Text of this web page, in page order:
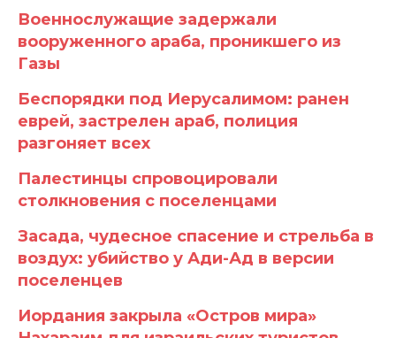
Военнослужащие задержали
вооруженного араба, проникшего из
Газы
Беспорядки под Иерусалимом: ранен
еврей, застрелен араб, полиция
разгоняет всех
Палестинцы спровоцировали
столкновения с поселенцами
Засада, чудесное спасение и стрельба в
воздух: убийство у Ади-Ад в версии
поселенцев
Иордания закрыла «Остров мира»